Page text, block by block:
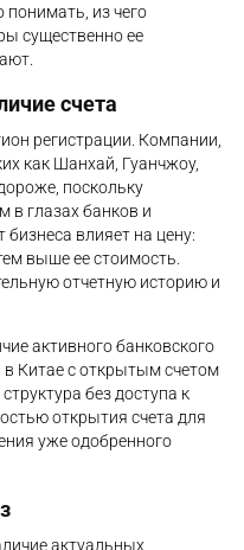
из чего
существенно ее
счета
регистрации. Компании,
как Шанхай, Гуанчжоу,
поскольку
в глазах банков и
бизнеса влияет на цену:
выше ее стоимость.
отчетную историю и
активного банковского
Китае с открытым счетом
без доступа к
открытия счета для
уже одобренного
актуальных